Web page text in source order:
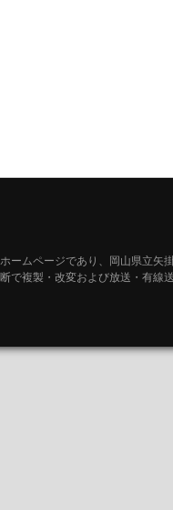
ームページであり、岡山県立矢
で複製・改変および放送・有線